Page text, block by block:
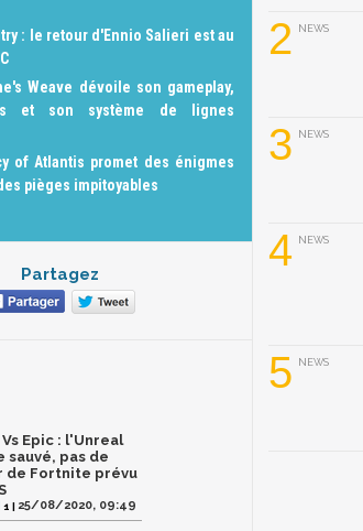
: le retour d'Ennio Salieri est au
Weave dévoile son gameplay,
et son système de lignes
of Atlantis promet des énigmes
pièges impitoyables
Partagez
Epic : l'Unreal
sauvé, pas de
de Fortnite prévu
1 | 25/08/2020, 09:49
2 NEWS
3 NEWS
4 NEWS
5 NEWS